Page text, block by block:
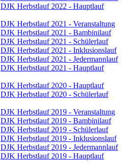
DJK Herbstlauf 2022 - Hauptlauf
DJK Herbstlauf 2021 - Veranstaltung
DJK Herbstlauf 2021 - Bambinilauf
DJK Herbstlauf 2021 - Schülerlauf
DJK Herbstlauf 2021 - Inklusionslauf
DJK Herbstlauf 2021 - Jedermannlauf
DJK Herbstlauf 2021 - Hauptlauf
DJK Herbstlauf 2020 - Hauptlauf
DJK Herbstlauf 2020 - Schülerlauf
DJK Herbstlauf 2019 - Veranstaltung
DJK Herbstlauf 2019 - Bambinilauf
DJK Herbstlauf 2019 - Schülerlauf
DJK Herbstlauf 2019 - Inklusionslauf
DJK Herbstlauf 2019 - Jedermannlauf
DJK Herbstlauf 2019 - Hauptlauf